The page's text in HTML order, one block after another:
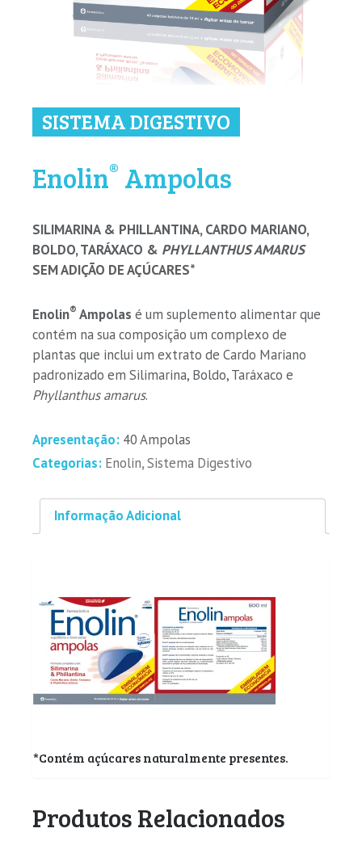
SISTEMA DIGESTIVO
Enolin® Ampolas
SILIMARINA & PHILLANTINA, CARDO MARIANO,
BOLDO, TARÁXACO & PHYLLANTHUS AMARUS
SEM ADIÇÃO DE AÇÚCARES*
Enolin® Ampolas é um suplemento alimentar que
contém na sua composição um complexo de
plantas que inclui um extrato de Cardo Mariano
padronizado em Silimarina, Boldo, Taráxaco e
Phyllanthus amarus.
Apresentação:40 Ampolas
Categorias: Enolin,Sistema Digestivo
Informação Adicional
*Contém açúcares naturalmente presentes.
Produtos Relacionados